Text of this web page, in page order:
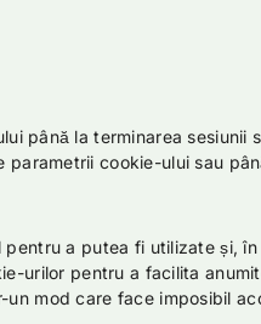
până la terminarea sesiunii
cookie-ului sau
a putea fi utilizate și,
urilor pentru a facilita
mod care face imposibil